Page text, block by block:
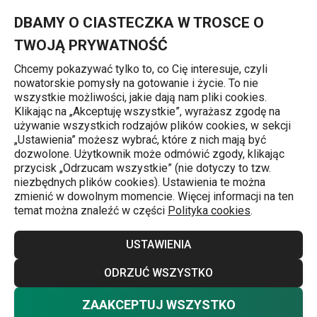
DBAMY O CIASTECZKA W TROSCE O
TWOJĄ PRYWATNOŚĆ
Chcemy pokazywać tylko to, co Cię interesuje, czyli
nowatorskie pomysły na gotowanie i życie. To nie
wszystkie możliwości, jakie dają nam pliki cookies.
Klikając na „Akceptuję wszystkie”, wyrażasz zgodę na
używanie wszystkich rodzajów plików cookies, w sekcji
„Ustawienia” możesz wybrać, które z nich mają być
dozwolone. Użytkownik może odmówić zgody, klikając
przycisk „Odrzucam wszystkie” (nie dotyczy to tzw.
niezbędnych plików cookies). Ustawienia te można
zmienić w dowolnym momencie. Więcej informacji na ten
temat można znaleźć w części Polityka cookies.
USTAWIENIA
ODRZUĆ WSZYSTKO
ZAAKCEPTUJ WSZYSTKO
Strona główna
Black Friday w
TESCOMA - 20%
zniżka na
wszystko* tylko w
piątek!